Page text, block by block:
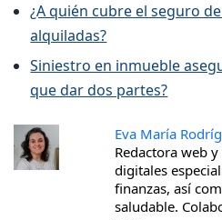
¿A quién cubre el seguro
alquiladas?
Siniestro en inmueble
que dar dos partes?
Eva María
Redactora web
digitales
finanzas, así
saludable.